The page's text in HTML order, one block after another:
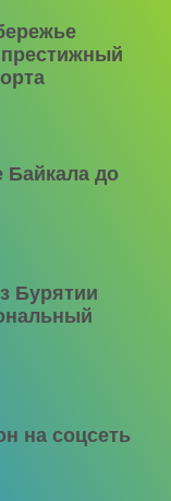
до
Бурятии
на соцсеть